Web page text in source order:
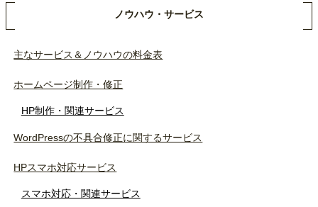
ノウハウ・サービス
主なサービス＆ノウハウの料金表
ホームページ制作・修正
HP制作・関連サービス
WordPressの不具合修正に関するサービス
HPスマホ対応サービス
スマホ対応・関連サービス